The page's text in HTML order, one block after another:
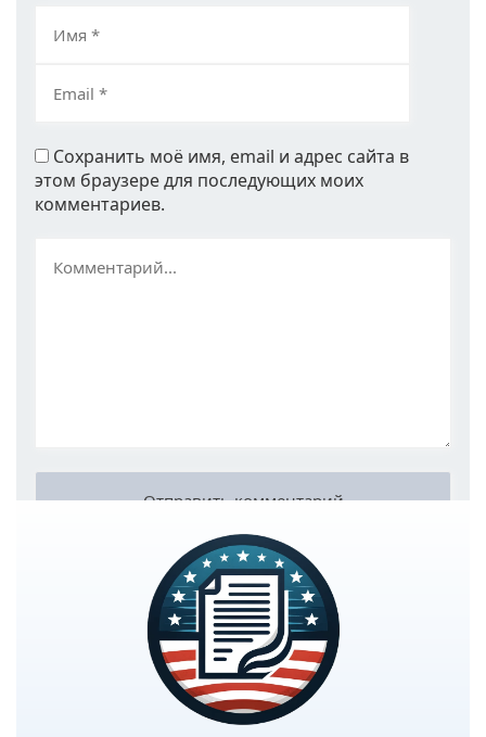
Сохранить моё имя, email и адрес сайта в
этом браузере для последующих моих
комментариев.